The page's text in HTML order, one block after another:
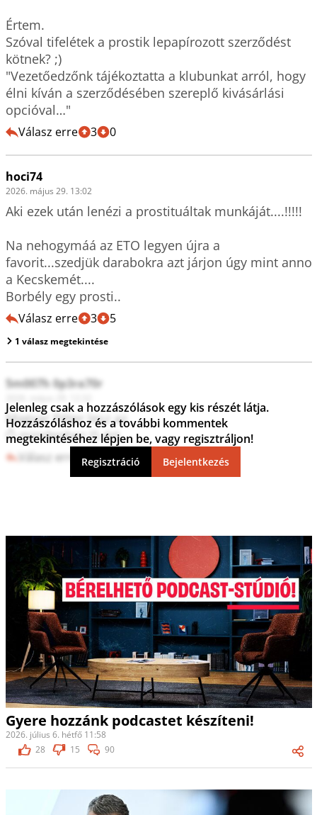
Értem.
Szóval tifelétek a prostik lepapírozott szerződést
kötnek? ;)
"Vezetőedzőnk tájékoztatta a klubunkat arról, hogy
élni kíván a szerződésében szereplő kivásárlási
opcióval…"
Válasz erre 3 0
hoci74
2026. május 29. 13:02
Aki ezek után lenézi a prostituáltak munkáját....!!!!!
Na nehogymáá az ETO legyen újra a
favorit...szedjük darabokra azt járjon úgy mint anno
a Kecskemét....
Borbély egy prosti..
Válasz erre 3 5
1 válasz megtekintése
5m007h 0p3ra70r
Magyar Péter lesz az.
Ő mindenhez IS ért.
Válasz erre 10 0
Jelenleg csak a hozzászólások egy kis részét látja.
Hozzászóláshoz és a további kommentek
megtekintéséhez lépjen be, vagy regisztráljon!
Regisztráció Bejelentkezés
Gyere hozzánk podcastet készíteni!
2026. július 6. hétfő 11:58
28
15 90